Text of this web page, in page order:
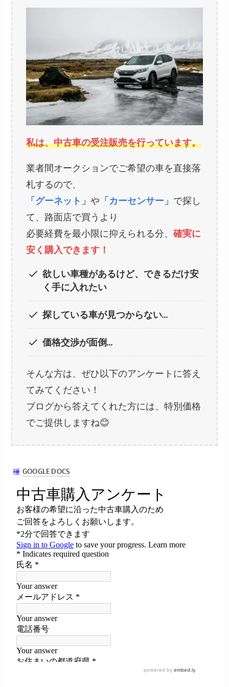
私は、中古車の受注販売を行っています。
業者間オークションでご希望の車を直接落
札するので、
「グーネット」や 「カーセンサー」 で探し
て、路面店で買うより
必要経費を最小限に抑えられる分、確実に
安く購入できます！
欲しい車種があるけど、できるだけ安
く手に入れたい
探している車が見つからない…
価格交渉が面倒…
そんな方は、ぜひ以下のアンケートに答え
てみてください！
ブログから答えてくれた方には、特別価格
でご提供しますね😊